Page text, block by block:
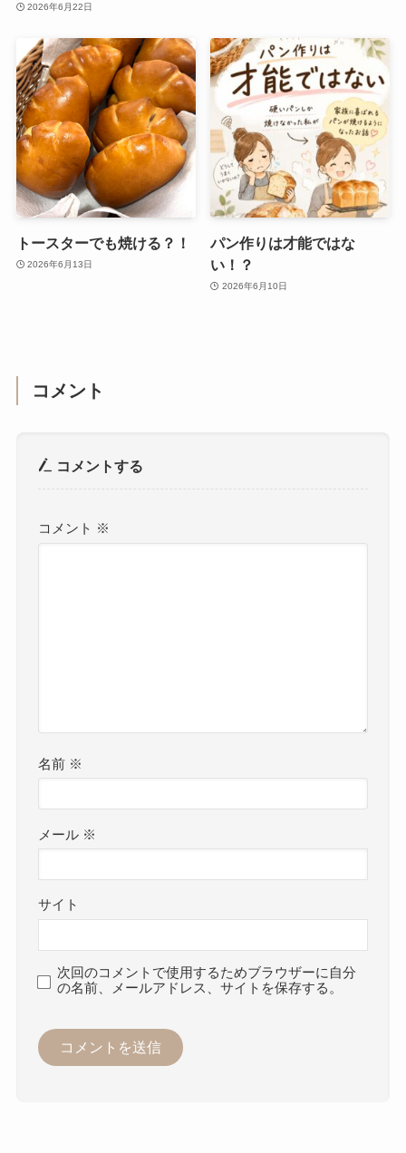
2026年6月22日
トースターでも焼ける？！
2026年6月13日
パン作りは才能ではな
い！？
2026年6月10日
コメント
コメントする
コメント ※
名前 ※
メール ※
サイト
次回のコメントで使用するためブラウザーに自分
の名前、メールアドレス、サイトを保存する。